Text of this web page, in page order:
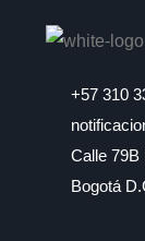
+57 310
Calle 79B
Bogotá